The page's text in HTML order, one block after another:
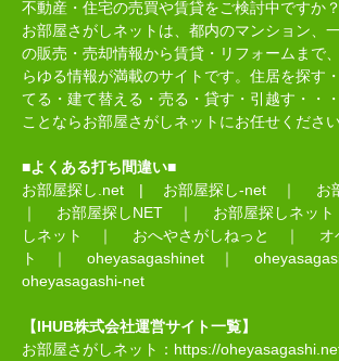
不動産・住宅の売買や賃貸をご検討中ですか？
お部屋さがしネットは、都内のマンション、
の販売・売却情報から賃貸・リフォームまで
らゆる情報が満載のサイトです。住居を探す
てる・建て替える・売る・貸す・引越す・・
ことならお部屋さがしネットにお任せください
■よくある打ち間違い■
お部屋探し.net | お部屋探し-net ｜ お
｜ お部屋探しNET ｜ お部屋探しネット
しネット
｜ おへやさがしねっと ｜ オ
ト
｜ oheyasagashinet ｜
oheyasagashi-net
【IHUB株式会社運営サイト一覧】
お部屋さがしネット： https://